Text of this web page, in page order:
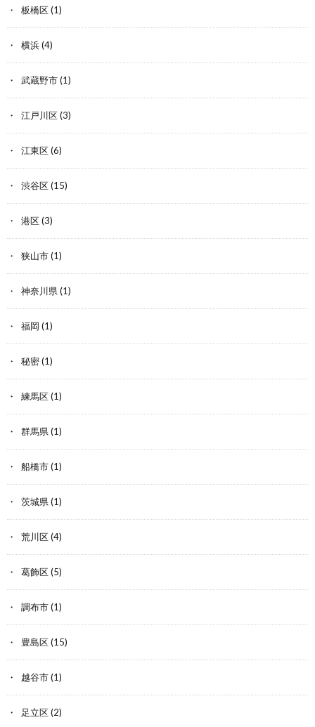
板橋区(1)
横浜(4)
武蔵野市(1)
江戸川区(3)
江東区(6)
渋谷区(15)
港区(3)
狭山市(1)
神奈川県(1)
福岡 (1)
秘密(1)
練馬区(1)
群馬県(1)
船橋市(1)
茨城県(1)
荒川区(4)
葛飾区(5)
調布市(1)
豊島区(15)
越谷市(1)
足立区(2)